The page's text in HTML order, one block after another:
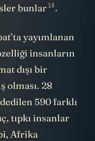
bunlar18.
yayımlanan
insanların
dışı bir
olması. 28
590 farklı
tıpkı insanlar
Afrika